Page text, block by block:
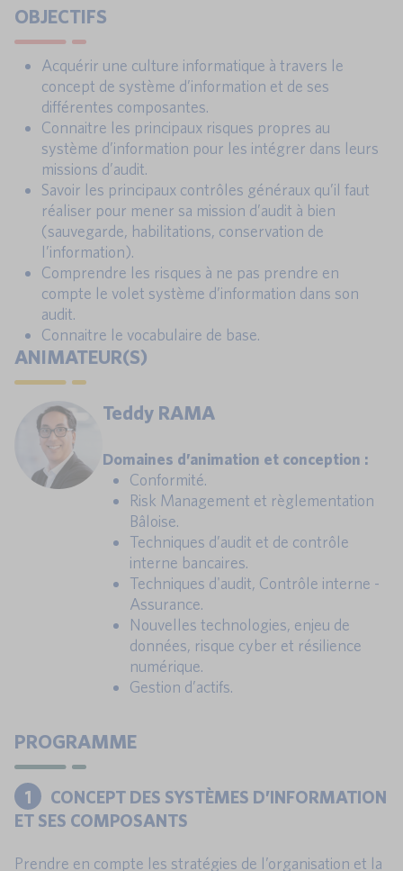
OBJECTIFS
Acquérir une culture informatique à travers le
concept de système d’information et de ses
différentes composantes.
Connaitre les principaux risques propres au
système d’information pour les intégrer dans leurs
missions d’audit.
Savoir les principaux contrôles généraux qu’il faut
réaliser pour mener sa mission d’audit à bien
(sauvegarde, habilitations, conservation de
l’information).
Comprendre les risques à ne pas prendre en
compte le volet système d’information dans son
audit.
Connaitre le vocabulaire de base.
ANIMATEUR(S)
Teddy RAMA
Domaines d’animation et conception :
Conformité.
Risk Management et règlementation
Bâloise.
Techniques d’audit et de contrôle
interne bancaires.
Techniques d'audit, Contrôle interne -
Assurance.
Nouvelles technologies, enjeu de
données, risque cyber et résilience
numérique.
Gestion d’actifs.
PROGRAMME
1
CONCEPT DES SYSTÈMES D’INFORMATION
ET SES COMPOSANTS
Prendre en compte les stratégies de l’organisation et la